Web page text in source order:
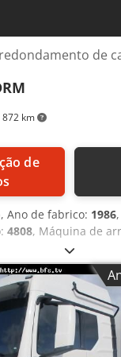
872 km
de
, Ano de fabrico: 1986
4808, Máquina de
Máquina de
Ano 1986 -
online por Skype-
muito satisfeitos com
Disponível de
/